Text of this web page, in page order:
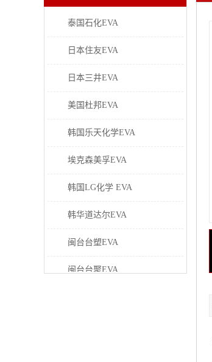
泰国石化EVA
日本住友EVA
日本三井EVA
美国杜邦EVA
韩国乐天化学EVA
埃克森美孚EVA
韩国LG化学 EVA
韩华道达尔EVA
闽台台塑EVA
闽台台聚EVA